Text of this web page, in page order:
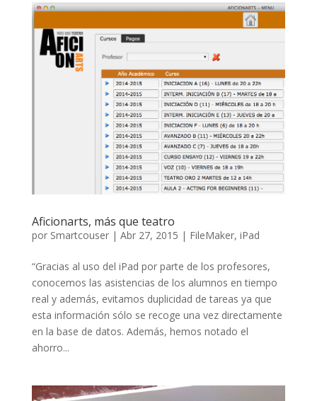
Aficionarts, más que teatro
por Smartcouser| Abr 27, 2015 | FileMaker, iPad
“Gracias al uso del iPad por parte de los profesores,
conocemos las asistencias de los alumnos en tiempo
real y además, evitamos duplicidad de tareas ya que
esta información sólo se recoge una vez directamente
en la base de datos. Además, hemos notado el
ahorro...